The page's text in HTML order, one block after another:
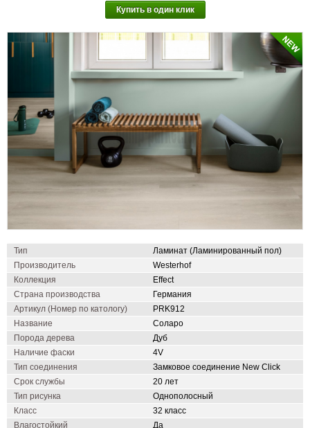
Купить в один клик
Тип
Ламинат (Ламинированный пол)
Производитель
Westerhof
Коллекция
Effect
Страна производства
Германия
Артикул (Номер по катологу)
PRK912
Название
Соларо
Порода дерева
Дуб
Наличие фаски
4V
Тип соединения
Замковое соединение New Click
Срок службы
20 лет
Тип рисунка
Однополосный
Класс
32 класс
Влагостойкий
Да